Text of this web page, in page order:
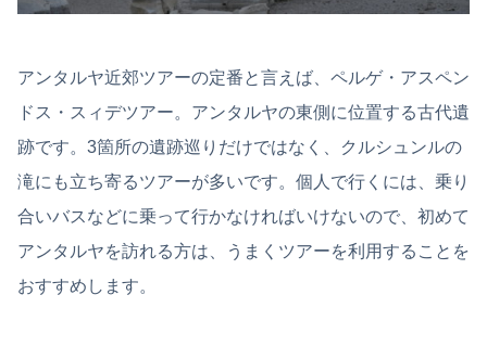
アンタルヤ近郊ツアーの定番と言えば、ペルゲ・アスペン
ドス・スィデツアー。アンタルヤの東側に位置する古代遺
跡です。3箇所の遺跡巡りだけではなく、クルシュンルの
滝にも立ち寄るツアーが多いです。個人で行くには、乗り
合いバスなどに乗って行かなければいけないので、初めて
アンタルヤを訪れる方は、うまくツアーを利用することを
おすすめします。